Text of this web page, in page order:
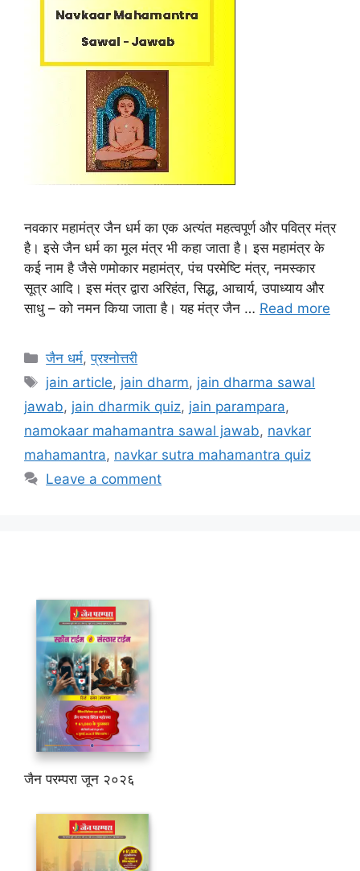
नवकार महामंत्र जैन धर्म का एक अत्यंत महत्वपूर्ण और पवित्र मंत्र
है। इसे जैन धर्म का मूल मंत्र भी कहा जाता है। इस महामंत्र के
कई नाम है जैसे णमोकार महामंत्र, पंच परमेष्टि मंत्र, नमस्कार
सूत्र आदि। इस मंत्र द्वारा अरिहंत, सिद्ध, आचार्य, उपाध्याय और
साधु – को नमन किया जाता है। यह मंत्र जैन … Read more
Categories
जैन धर्म,प्रश्नोत्तरी
Tags
jain article, jain dharm, jain dharma sawal
jawab, jain dharmik quiz, jain parampara,
namokaar mahamantra sawal jawab, navkar
mahamantra, navkar sutra mahamantra quiz
Leave a comment
जैन परम्परा जून २०२६